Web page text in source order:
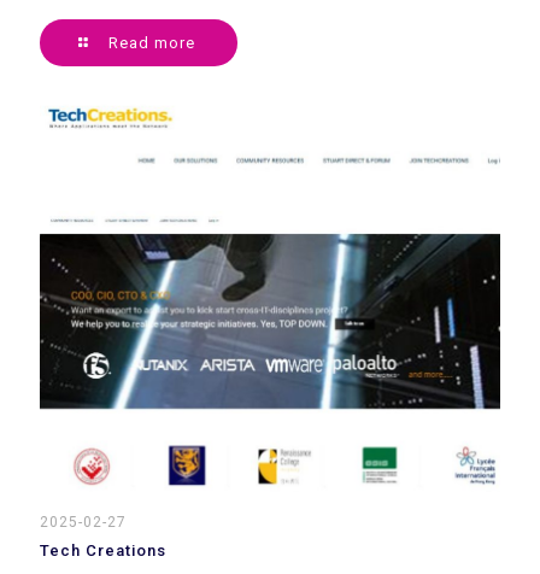
Read more
2025-02-27
Tech Creations